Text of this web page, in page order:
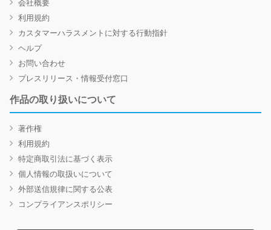
会社概要
利用規約
カスタマーハラスメントに対する行動指針
ヘルプ
お問い合わせ
プレスリリース・情報受付窓口
作品の取り扱いについて
著作権
利用規約
特定商取引法に基づく表示
個人情報の取扱いについて
外部送信規律に関する公表
コンプライアンスポリシー